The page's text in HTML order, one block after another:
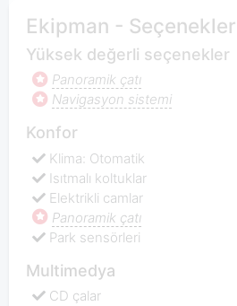
Ekipman - Seçenekler
Yüksek değerli seçenekler
Panoramik çatı
Navigasyon sistemi
Konfor
Klima: Otomatik
Isıtmalı koltuklar
Elektrikli camlar
Panoramik çatı
Park sensörleri
Multimedya
CD çalar